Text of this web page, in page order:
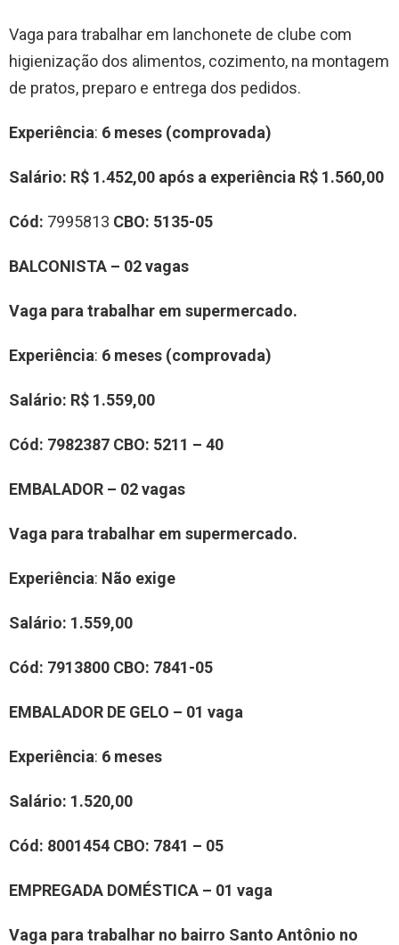
Vaga para trabalhar em lanchonete de clube com
higienização dos alimentos, cozimento, na montagem
de pratos, preparo e entrega dos pedidos.
Experiência: 6 meses (comprovada)
Salário: R$ 1.452,00 após a experiência R$ 1.560,00
Cód: 7995813 CBO: 5135-05
BALCONISTA – 02 vagas
Vaga para trabalhar em supermercado.
Experiência: 6 meses (comprovada)
Salário: R$ 1.559,00
Cód: 7982387 CBO: 5211 – 40
EMBALADOR – 02 vagas
Vaga para trabalhar em supermercado.
Experiência: Não exige
Salário: 1.559,00
Cód: 7913800 CBO: 7841-05
EMBALADOR DE GELO – 01 vaga
Experiência: 6 meses
Salário: 1.520,00
Cód: 8001454 CBO: 7841 – 05
EMPREGADA DOMÉSTICA – 01 vaga
Vaga para trabalhar no bairro Santo Antônio no